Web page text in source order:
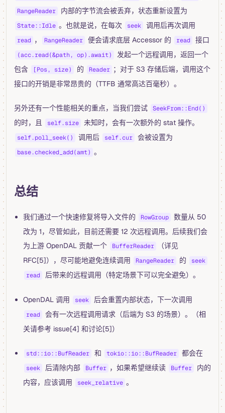
RangeReader 内部的字节流会被丢弃，状态重新设置为
State::Idle 。也就是说，在每次 seek 调用后再次调用
read ， RangeReader 便会请求底层 Accessor 的 read 接口
(acc.read(&path, op).await)
发起一个远程调用，返回一个
包含
[Pos, size) 的 Reader ；对于 S3 存储后端，调用这个
接口的开销是非常昂贵的（TTFB 通常高达百毫秒）。
另外还有一个性能相关的重点，当我们尝试 SeekFrom::End()
的时，且 self.size 未知时，会有一次额外的 stat 操作。
self.poll_seek() 调用后 self.cur 会被设置为
base.checked_add(amt) 。
总结
我们通过一个快速修复将导入文件的 RowGroup
数量从 50
改为 1，尽管如此，目前还需要 12 次远程调用。后续我们会
为上游 OpenDAL 贡献一个
BufferReader
（详见
RFC[5]），尽可能地避免连续调用
RangeReader 的
seek
read
后带来的远程调用（特定场景下可以完全避免）。
OpenDAL 调用 seek 后会重置内部状态，下一次调用
read
会有一次远程调用请求（后端为 S3 的场景）。（相
关请参考 issue[4] 和讨论[5]）
std::io::BufReader 和 tokio::io::BufReader 都会在
seek 后清除内部 Buffer ，如果希望继续读 Buffer
内的
内容，应该调用
seek_relative 。